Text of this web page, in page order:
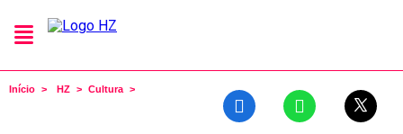
Início HZ Cultura